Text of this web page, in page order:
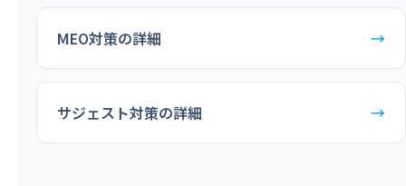
MEO対策の詳細 →
サジェスト対策の詳細 →